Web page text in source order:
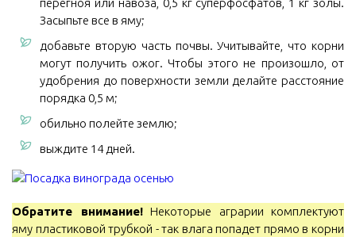
перегноя или навоза, 0,5 кг суперфосфатов, 1 кг золы.
Засыпьте все в яму;
добавьте вторую часть почвы. Учитывайте, что корни
могут получить ожог. Чтобы этого не произошло, от
удобрения до поверхности земли делайте расстояние
порядка 0,5 м;
обильно полейте землю;
выждите 14 дней.
Обратите внимание!Некоторые аграрии комплектуют
яму пластиковой трубкой - так влага попадет прямо в корни